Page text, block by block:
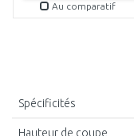
Au comparatif
Spécificités
Hauteur de coupe